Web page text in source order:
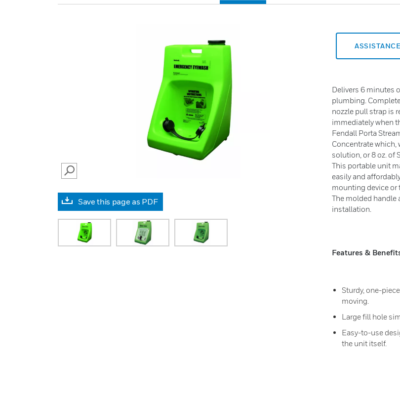
SEARCH
Save this page as PDF
ASSISTANCE
Delivers 6 minutes
plumbing.
nozzle pull strap is
immediately when
Fendall Porta
Concentrate which,
solution, or 8 oz. of
This portable unit
easily and
mounting device or
The molded handle
installation.
Features &
Sturdy, one-
moving.
Large fill hole
Easy-to-use
the unit itself.